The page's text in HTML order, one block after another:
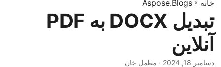
خانه»
Aspose.Blogs
تبدیل DOCX به PDF
آنلاین
دسامبر 18, 2024 · مظمل خان